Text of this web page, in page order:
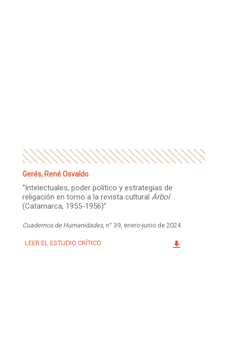
Gerés, René Osvaldo
“Intelectuales, poder político y estrategias de
religación en torno a la revista culturalÁrbol
(Catamarca, 1955-1956)”
Cuadernos de Humanidades, n° 39, enero-junio de 2024
LEER EL ESTUDIO CRÍTICO